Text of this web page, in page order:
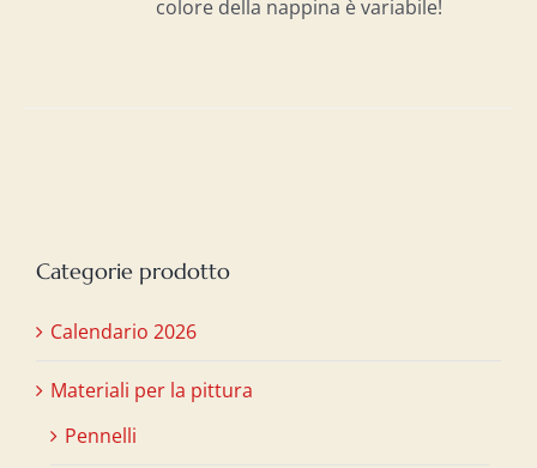
colore della nappina è variabile!
Categorie prodotto
Calendario 2026
Materiali per la pittura
Pennelli